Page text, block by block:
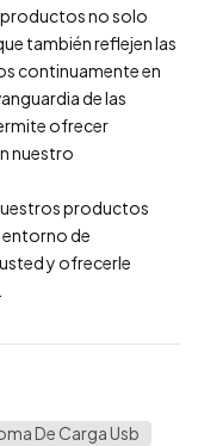
productos no solo
también reflejen las
continuamente en
de las
ofrecer
nuestro
productos
entorno de
y ofrecerle
De Carga Usb